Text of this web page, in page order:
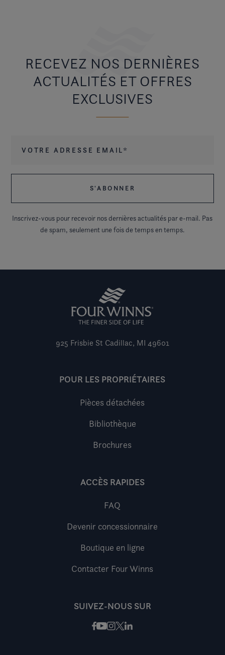
RECEVEZ NOS DERNIÈRES
ACTUALITÉS ET OFFRES
EXCLUSIVES
Inscrivez-vous pour recevoir nos dernières actualités par e-mail. Pas
de spam, seulement une fois de temps en temps.
925 Frisbie St Cadillac, MI 49601
POUR LES PROPRIÉTAIRES
Pièces détachées
Bibliothèque
Brochures
ACCÈS RAPIDES
FAQ
Devenir concessionnaire
Boutique en ligne
Contacter Four Winns
SUIVEZ-NOUS SUR
Facebook
Youtube
Instagram
X / Twitter
LinkedIn